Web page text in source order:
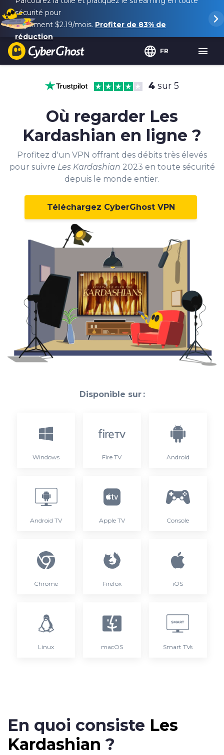
sécurité pour
seulement $2.19/mois. Profiter de 83% de
réduction
FR
4 sur 5
Où regarder Les
Kardashian en ligne ?
Profitez d'un VPN offrant des débits très élevés
pour suivre Les Kardashian 2023 en toute sécurité
depuis le monde entier.
Téléchargez CyberGhost VPN
Disponible sur :
Windows Fire TV Android
Android TV Apple TV Console
Chrome Firefox iOS
Linux macOS Smart TVs
En quoi consiste Les
Kardashian ?